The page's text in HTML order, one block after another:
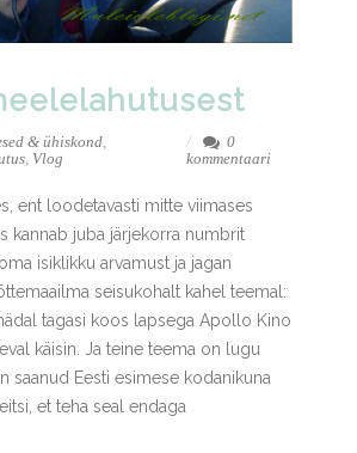
& ühiskond,
, Vlog
0
kommentaari
ent loodetavasti mitte viimases
kannab juba järjekorra numbrit
isiklikku arvamust ja jagan
seisukohalt kahel teemal:
tagasi koos lapsega Apollo Kino
käisin. Ja teine teema on lugu
saanud Eesti esimese kodanikuna
et teha seal endaga